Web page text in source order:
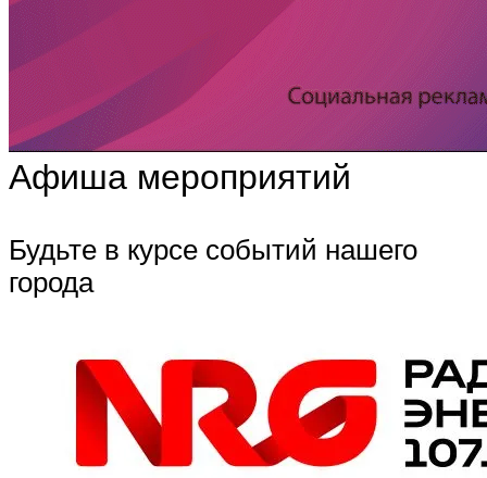
Афиша мероприятий
Будьте в курсе событий нашего
города